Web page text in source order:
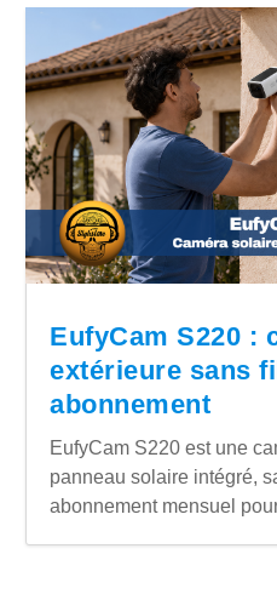
EufyCam S220 :
extérieure sans
abonnement
EufyCam S220 est une
panneau solaire intégré,
abonnement mensuel